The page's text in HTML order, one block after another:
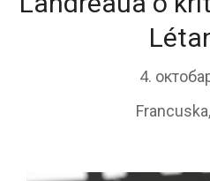
4.
Francuska,